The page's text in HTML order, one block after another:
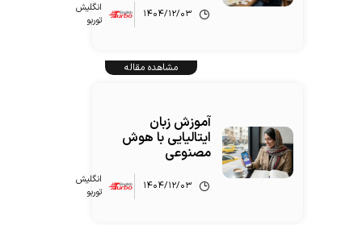
۱۴۰۴/۱۲/۰۳
انگلیش‌
توربو
مشاهده مقاله
آموزش زبان
ایتالیایی با هوش
مصنوعی
۱۴۰۴/۱۲/۰۳
انگلیش‌
توربو